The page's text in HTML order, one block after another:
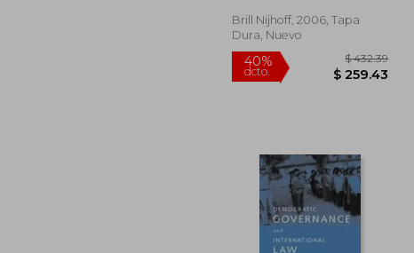
Inglés)
Brill Nijhoff, 2006, Tapa
Dura, Nuevo